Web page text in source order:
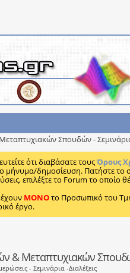
Σπουδών - Σεμινάρια
ότι διαβάσατε τουςΌρους
μήνυμα/δημοσίευση. Πατήστε
επιλέξτε το Forum το οποίο
MONOτο Προσωπικό του
έργο.
& Μεταπτυχιακών
- Σεμινάρια -Διαλέξεις